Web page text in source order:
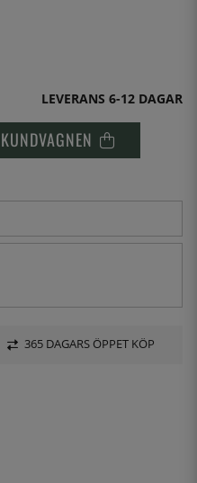
LEVERANS 6-12 DAGAR
365 DAGARS ÖPPET KÖP